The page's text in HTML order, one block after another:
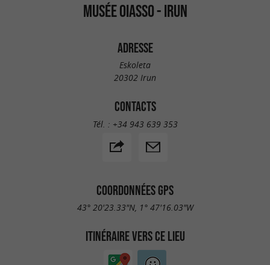
MUSÉE OIASSO - IRUN
ADRESSE
Eskoleta
20302 Irun
CONTACTS
Tél. : +34 943 639 353
COORDONNÉES GPS
43° 20'23.33"N, 1° 47'16.03"W
ITINÉRAIRE VERS CE LIEU